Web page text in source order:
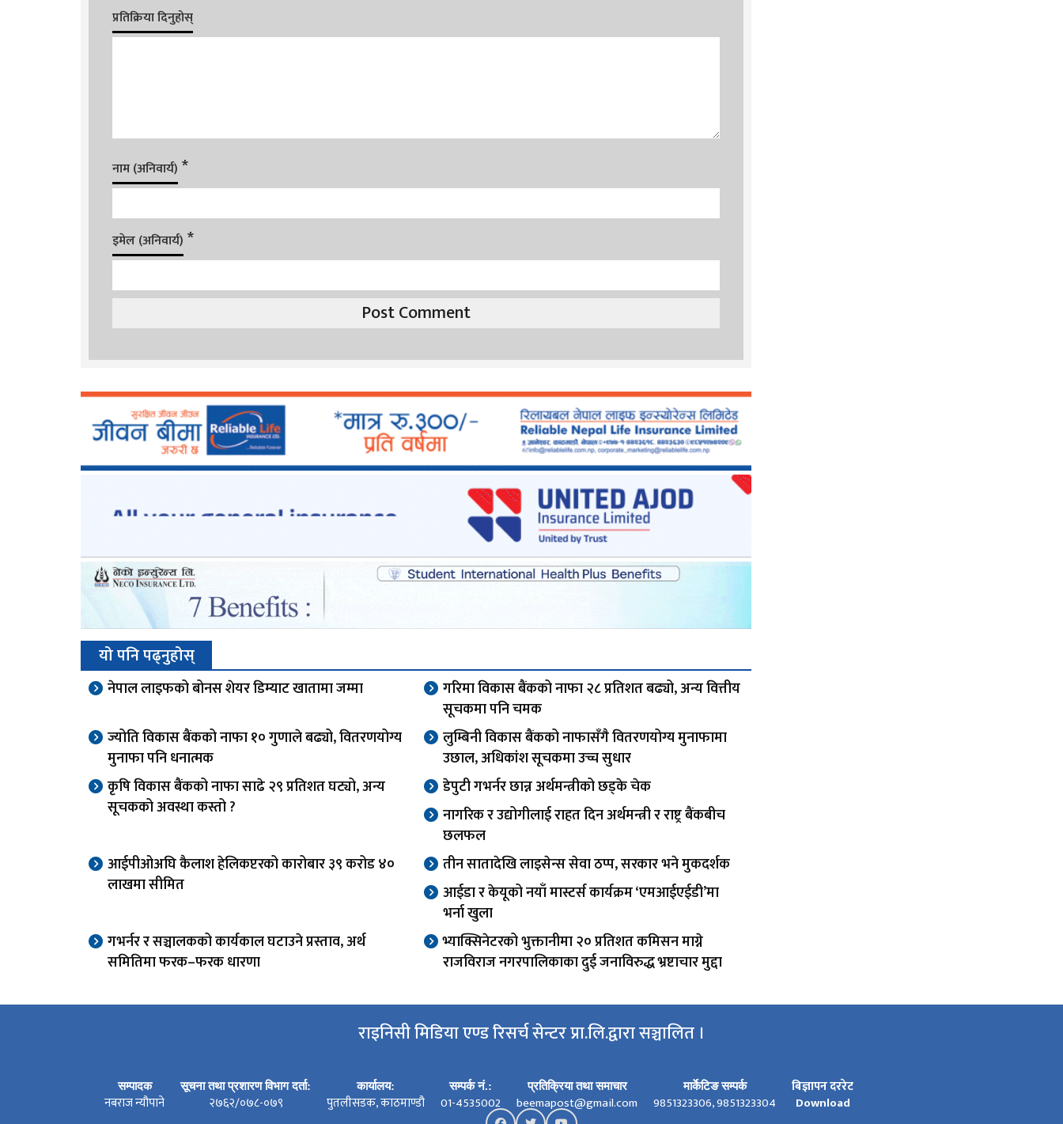
प्रतिक्रिया दिनुहोस्
नाम (अनिवार्य) *
इमेल (अनिवार्य) *
यो पनि पढ्नुहोस्
नेपाल लाइफको बोनस शेयर डिम्याट खातामा जम्मा
गरिमा विकास बैंकको नाफा २८ प्रतिशत बढ्यो, अन्य वित्तीय
सूचकमा पनि चमक
ज्योति विकास बैंकको नाफा १० गुणाले बढ्यो, वितरणयोग्य
मुनाफा पनि धनात्मक
लुम्बिनी विकास बैंकको नाफासँगै वितरणयोग्य मुनाफामा
उछाल, अधिकांश सूचकमा उच्च सुधार
कृषि विकास बैंकको नाफा साढे २९ प्रतिशत घट्यो, अन्य
सूचकको अवस्था कस्तो ?
डेपुटी गभर्नर छान्न अर्थमन्त्रीको छड्के चेक
नागरिक र उद्योगीलाई राहत दिन अर्थमन्त्री र राष्ट्र बैंकबीच
छलफल
आईपीओअघि कैलाश हेलिकप्टरको कारोबार ३९ करोड ४०
लाखमा सीमित
तीन सातादेखि लाइसेन्स सेवा ठप्प, सरकार भने मुकदर्शक
आईडा र केयूको नयाँ मास्टर्स कार्यक्रम ‘एमआईएईडी’मा
भर्ना खुला
गभर्नर र सञ्चालकको कार्यकाल घटाउने प्रस्ताव, अर्थ
समितिमा फरक–फरक धारणा
भ्याक्सिनेटरको भुक्तानीमा २० प्रतिशत कमिसन माग्ने
राजविराज नगरपालिकाका दुई जनाविरुद्ध भ्रष्टाचार मुद्दा
राइनिसी मिडिया एण्ड रिसर्च सेन्टर प्रा.लि.द्वारा सञ्चालित ।
सम्पादक
नबराज न्यौपाने
सूचना तथा प्रशारण विभाग दर्ता:
२७६२/०७८-०७९
कार्यालय:
पुतलीसडक, काठमाण्डौ
सम्पर्क नं.:
01-4535002
प्रतिक्रिया तथा समाचार
beemapost@gmail.com
मार्केटिङ सम्पर्क
9851323306, 9851323304
बिज्ञापन दररेट
Download